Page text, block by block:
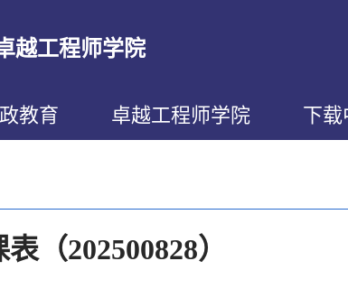
越工程师学院
教育 卓越工程师学院 下载
（202500828）